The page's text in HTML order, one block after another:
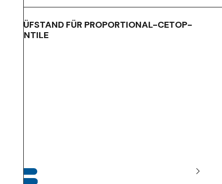
PRÜFSTAND FÜR PROPORTIONAL-CETOP-
VENTILE